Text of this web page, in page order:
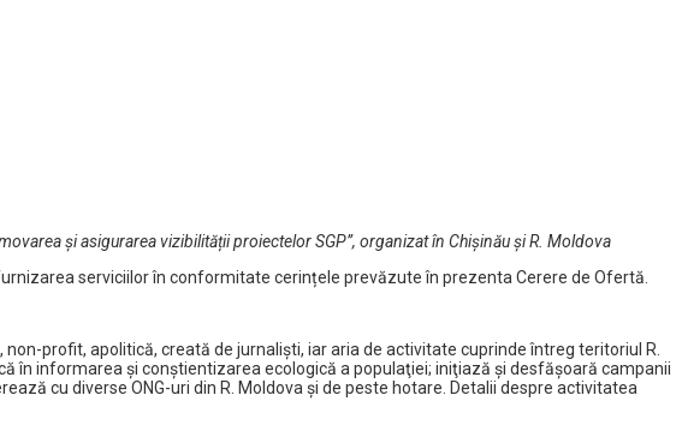
și asigurarea vizibilității proiectelor SGP”, organizat în Chișinău și R. Moldova
serviciilor în conformitate cerințele prevăzute în prezenta Cerere de Ofertă.
profit, apolitică, creată de jurnalişti, iar aria de activitate cuprinde întreg teritoriul R.
în informarea şi conştientizarea ecologică a populaţiei; iniţiază şi desfăşoară campanii
cu diverse ONG-uri din R. Moldova şi de peste hotare. Detalii despre activitatea